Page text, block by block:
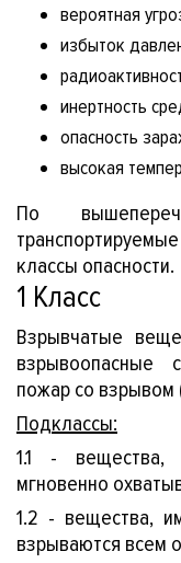
вероятная
избыток
инертность
опасность
высокая
По
классы опасности.
1 Класс
Взрывчатые
взрывоопасные
пожар со взрывом
Подклассы:
1.1 - вещества,
мгновенно
1.2 - вещества,
взрываются всем